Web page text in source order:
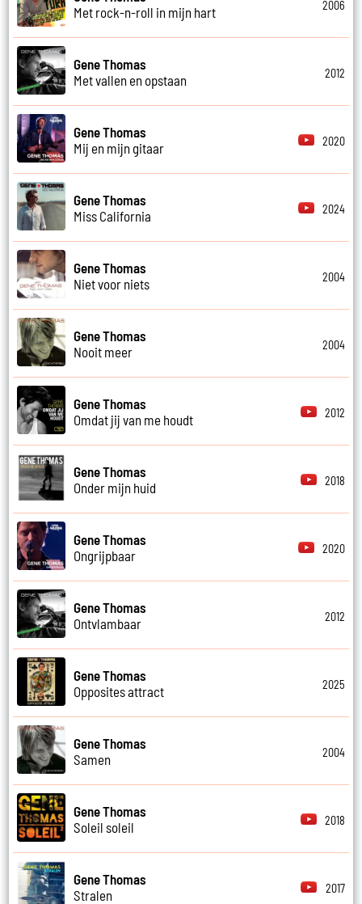
Met rock-n-roll in mijn hart
2006
Gene Thomas
Met vallen en opstaan
2012
Gene Thomas
Mij en mijn gitaar
2020
Gene Thomas
Miss California
2024
Gene Thomas
Niet voor niets
2004
Gene Thomas
Nooit meer
2004
Gene Thomas
Omdat jij van me houdt
2012
Gene Thomas
Onder mijn huid
2018
Gene Thomas
Ongrijpbaar
2020
Gene Thomas
Ontvlambaar
2012
Gene Thomas
Opposites attract
2025
Gene Thomas
Samen
2004
Gene Thomas
Soleil soleil
2018
Gene Thomas
Stralen
2017